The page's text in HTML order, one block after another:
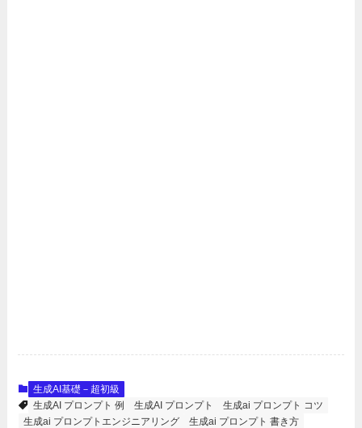
生成AI基礎－超初級
生成AI プロンプト 例
生成AI プロンプト
生成ai プロンプト コツ
生成ai プロンプトエンジニアリング
生成ai プロンプト 書き方